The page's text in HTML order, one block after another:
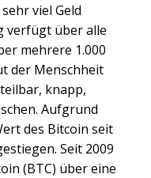
viel Geld
verfügt über alle
mehrere 1.000
der Menschheit
knapp,
Aufgrund
des Bitcoin seit
Seit 2009
(BTC) über eine